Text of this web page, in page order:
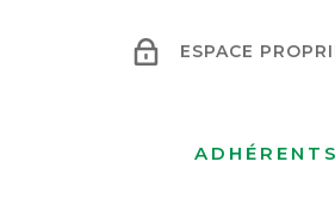
ESPACE
ADHÉRENTS